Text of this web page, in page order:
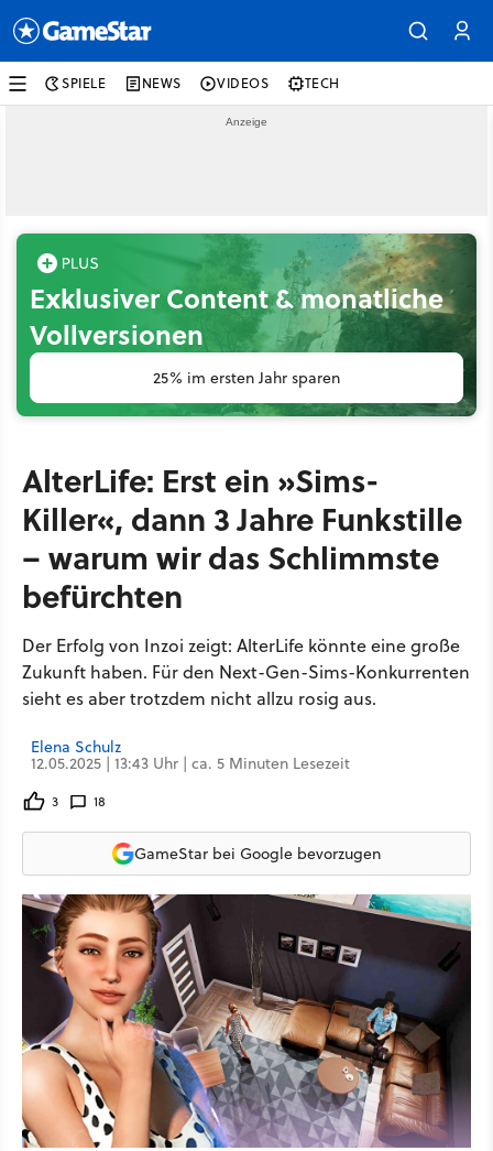
SPIELE NEWS VIDEOS TECH
Exklusiver Content & monatliche
Vollversionen
25% im ersten Jahr sparen
AlterLife: Erst ein »Sims-
Killer«, dann 3 Jahre Funkstille
– warum wir das Schlimmste
befürchten
Der Erfolg von Inzoi zeigt: AlterLife könnte eine große
Zukunft haben. Für den Next-Gen-Sims-Konkurrenten
sieht es aber trotzdem nicht allzu rosig aus.
Elena Schulz
12.05.2025 | 13:43 Uhr | ca. 5 Minuten Lesezeit
3 18
GameStar bei Google bevorzugen